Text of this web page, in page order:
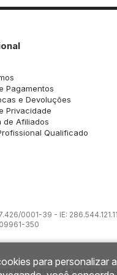
Pagamentos
e Devoluções
Privacidade
de Afiliados
Qualificado
0001-39 - IE:
350
prévio aviso. As vendas
para personalizar